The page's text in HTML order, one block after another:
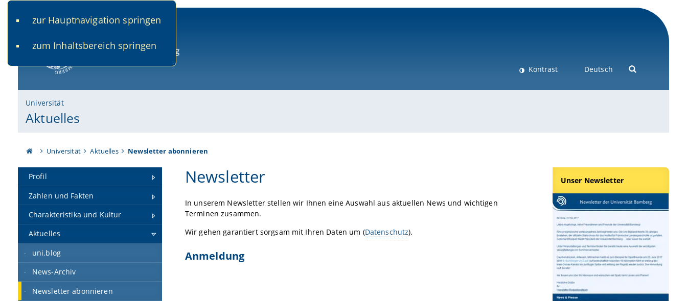
zur Hauptnavigation springen
zum Inhaltsbereich springen
Kontrast Deutsch
Universität
Aktuelles
Universität Aktuelles Newsletter abonnieren
Profil
Zahlen und Fakten
Charakteristika und Kultur
Aktuelles
uni.blog
News-Archiv
Newsletter abonnieren
Newsletter
In unserem Newsletter stellen wir Ihnen eine Auswahl aus aktuellen News und wichtigen
Terminen zusammen.
Wir gehen garantiert sorgsam mit Ihren Daten um (Datenschutz).
Anmeldung
Unser Newsletter